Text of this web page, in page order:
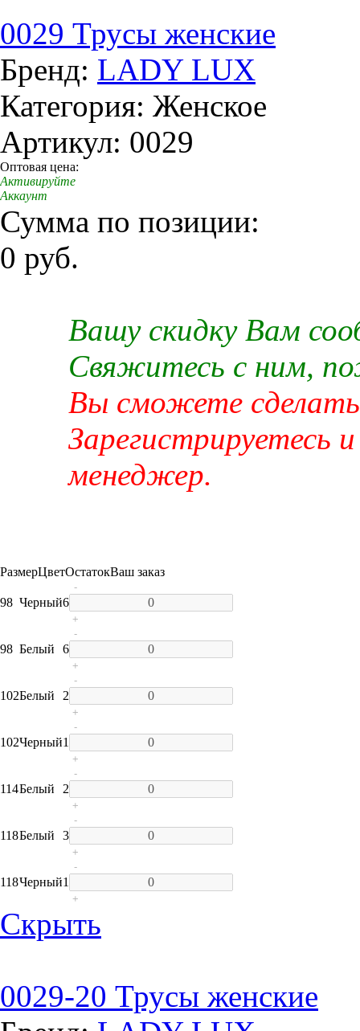
0029 Трусы женские
Бренд: LADY LUX
Категория: Женское
Артикул: 0029
Оптовая цена:
Активируйте
Аккаунт
Сумма по позиции:
0 руб.
Вашу скидку Вам
Свяжитесь с ним,
Вы сможете сделать
Зарегистрируетесь
менеджер.
РазмерЦветОстатокВаш заказ
98 Черный6
-
+
98 Белый 6
-
+
102Белый 2
-
+
102Черный1
-
+
114Белый 2
-
+
118Белый 3
-
+
118Черный1
-
+
Скрыть
0029-20 Трусы женские